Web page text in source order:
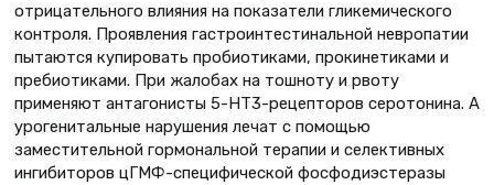
отрицательного влияния на показатели гликемического
контроля. Проявления гастроинтестинальной невропатии
пытаются купировать пробиотиками, прокинетиками и
пребиотиками. При жалобах на тошноту и рвоту
применяют антагонисты 5-НТ3-рецепторов серотонина. А
урогенитальные нарушения лечат с помощью
заместительной гормональной терапии и селективных
ингибиторов цГМФ-специфической фосфодиэстеразы